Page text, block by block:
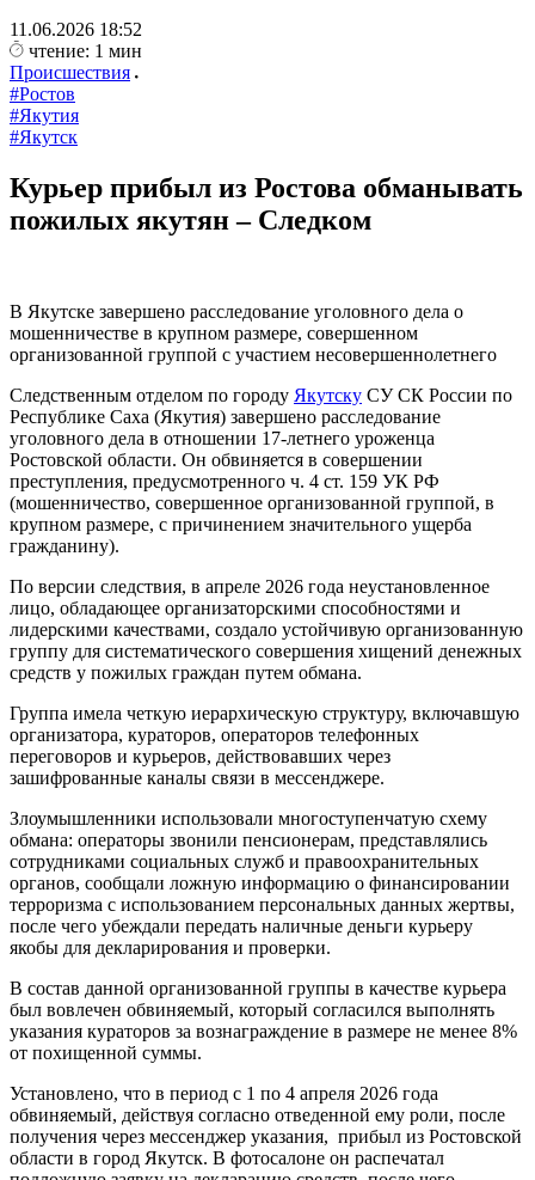
11.06.2026 18:52
чтение: 1 мин
Происшествия
#Ростов
#Якутия
#Якутск
Курьер прибыл из Ростова обманывать
пожилых якутян – Следком
В Якутске завершено расследование уголовного дела о
мошенничестве в крупном размере, совершенном
организованной группой с участием несовершеннолетнего
Следственным отделом по городу Якутску СУ СК России по
Республике Саха (Якутия) завершено расследование
уголовного дела в отношении 17-летнего уроженца
Ростовской области. Он обвиняется в совершении
преступления, предусмотренного ч. 4 ст. 159 УК РФ
(мошенничество, совершенное организованной группой, в
крупном размере, с причинением значительного ущерба
гражданину).
По версии следствия, в апреле 2026 года неустановленное
лицо, обладающее организаторскими способностями и
лидерскими качествами, создало устойчивую организованную
группу для систематического совершения хищений денежных
средств у пожилых граждан путем обмана.
Группа имела четкую иерархическую структуру, включавшую
организатора, кураторов, операторов телефонных
переговоров и курьеров, действовавших через
зашифрованные каналы связи в мессенджере.
Злоумышленники использовали многоступенчатую схему
обмана: операторы звонили пенсионерам, представлялись
сотрудниками социальных служб и правоохранительных
органов, сообщали ложную информацию о финансировании
терроризма с использованием персональных данных жертвы,
после чего убеждали передать наличные деньги курьеру
якобы для декларирования и проверки.
В состав данной организованной группы в качестве курьера
был вовлечен обвиняемый, который согласился выполнять
указания кураторов за вознаграждение в размере не менее 8%
от похищенной суммы.
Установлено, что в период с 1 по 4 апреля 2026 года
обвиняемый, действуя согласно отведенной ему роли, после
получения через мессенджер указания, прибыл из Ростовской
области в город Якутск. В фотосалоне он распечатал